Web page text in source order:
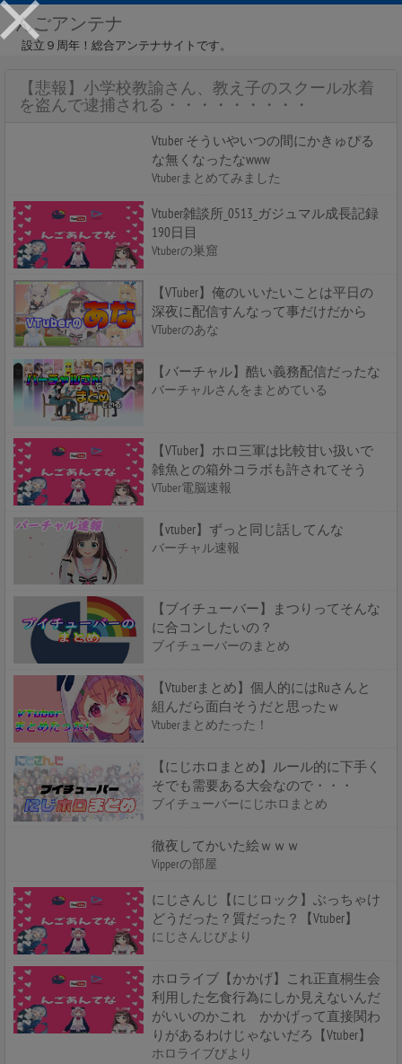
んごアンテナ
設立９周年！総合アンテナサイトです。
【悲報】小学校教諭さん、教え子のスクール水着
を盗んで逮捕される・・・・・・・・・
Vtuber そういやいつの間にかきゅぴる
な無くなったなwww
Vtuberまとめてみました
Vtuber雑談所_0513_ガジュマル成長記録
190日目
Vtuberの巣窟
【VTuber】俺のいいたいことは平日の
深夜に配信すんなって事だけだから
VTuberのあな
【バーチャル】酷い義務配信だったな
バーチャルさんをまとめている
【VTuber】ホロ三軍は比較甘い扱いで
雑魚との箱外コラボも許されてそう
VTuber電脳速報
【vtuber】ずっと同じ話してんな
バーチャル速報
【ブイチューバー】まつりってそんな
に合コンしたいの？
ブイチューバーのまとめ
【Vtuberまとめ】個人的にはRuさんと
組んだら面白そうだと思ったｗ
Vtuberまとめたった！
【にじホロまとめ】ルール的に下手く
そでも需要ある大会なので・・・
ブイチューバーにじホロまとめ
徹夜してかいた絵ｗｗｗ
Vipperの部屋
にじさんじ【にじロック】ぶっちゃけ
どうだった？質だった？【Vtuber】
にじさんじびより
ホロライブ【かかげ】これ正直桐生会
利用した乞食行為にしか見えないんだ
がいいのかこれ かかげって直接関わ
りがあるわけじゃないだろ【Vtuber】
ホロライブびより